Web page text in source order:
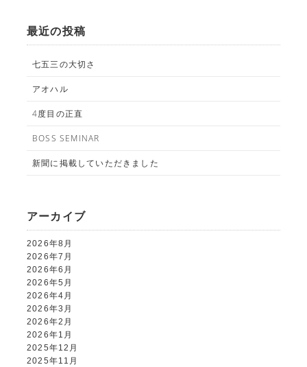
最近の投稿
七五三の大切さ
アオハル
4度目の正直
BOSS SEMINAR
新聞に掲載していただきました
アーカイブ
2026年8月
2026年7月
2026年6月
2026年5月
2026年4月
2026年3月
2026年2月
2026年1月
2025年12月
2025年11月